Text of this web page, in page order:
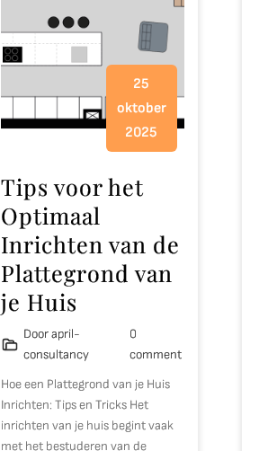
25
oktober
2025
Tips voor het
Optimaal
Inrichten van de
Plattegrond van
je Huis
Door april-
consultancy
0
comment
Hoe een Plattegrond van je Huis
Inrichten: Tips en Tricks Het
inrichten van je huis begint vaak
met het bestuderen van de